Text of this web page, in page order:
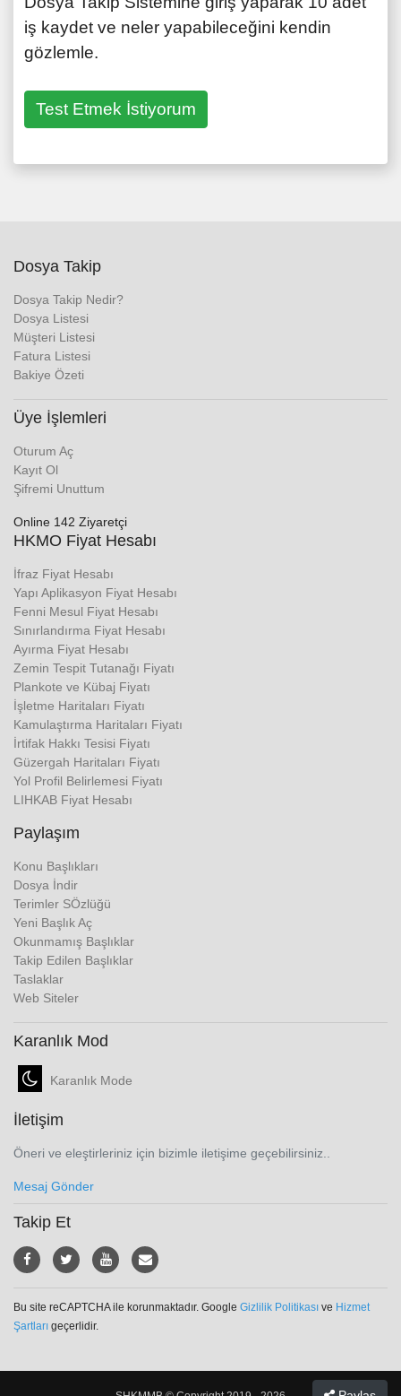
iş kaydet ve neler yapabileceğini kendin
gözlemle.
Test Etmek İstiyorum
Dosya Takip
Dosya Takip Nedir?
Dosya Listesi
Müşteri Listesi
Fatura Listesi
Bakiye Özeti
Üye İşlemleri
Oturum Aç
Kayıt Ol
Şifremi Unuttum
Online 142 Ziyaretçi
HKMO Fiyat Hesabı
İfraz Fiyat Hesabı
Yapı Aplikasyon Fiyat Hesabı
Fenni Mesul Fiyat Hesabı
Sınırlandırma Fiyat Hesabı
Ayırma Fiyat Hesabı
Zemin Tespit Tutanağı Fiyatı
Plankote ve Kübaj Fiyatı
İşletme Haritaları Fiyatı
Kamulaştırma Haritaları Fiyatı
İrtifak Hakkı Tesisi Fiyatı
Güzergah Haritaları Fiyatı
Yol Profil Belirlemesi Fiyatı
LIHKAB Fiyat Hesabı
Paylaşım
Konu Başlıkları
Dosya İndir
Terimler SÖzlüğü
Yeni Başlık Aç
Okunmamış Başlıklar
Takip Edilen Başlıklar
Taslaklar
Web Siteler
Karanlık Mod
Karanlık Mode
İletişim
Öneri ve eleştirleriniz için bizimle iletişime geçebilirsiniz..
Mesaj Gönder
Takip Et
Bu site reCAPTCHA ile korunmaktadır. Google Gizlilik Politikası ve Hizmet
Şartları geçerlidir.